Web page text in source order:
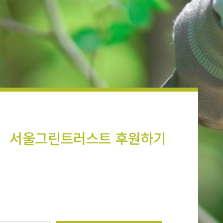
서울그린트러스트 후원하기